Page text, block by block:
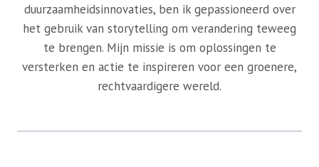
duurzaamheidsinnovaties, ben ik gepassioneerd over
het gebruik van storytelling om verandering teweeg
te brengen. Mijn missie is om oplossingen te
versterken en actie te inspireren voor een groenere,
rechtvaardigere wereld.